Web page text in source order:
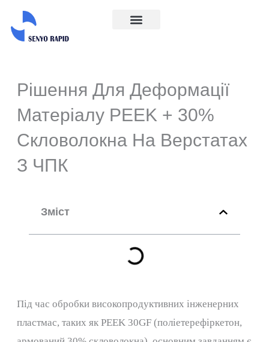
вмісту
Рішення Для Деформації
Матеріалу PEEK + 30%
Скловолокна На Верстатах
З ЧПК
Зміст
Під час обробки високопродуктивних інженерних
пластмас, таких як PEEK 30GF (поліетерефіркетон,